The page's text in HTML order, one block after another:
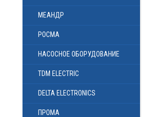
МЕАНДР
РОСМА
НАСОСНОЕ ОБОРУДОВАНИЕ
TDM ELECTRIC
DELTA ELECTRONICS
ПРОМА